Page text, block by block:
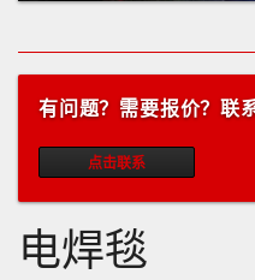
有问题？需要报价？联
点击联系
电焊毯